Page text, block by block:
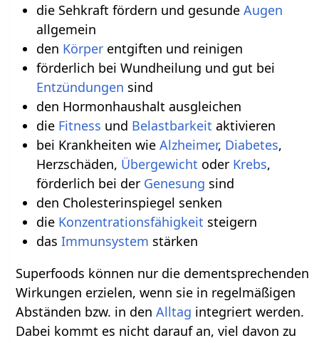
die Sehkraft fördern und gesunde Augen
allgemein
den Körperentgiften und reinigen
förderlich bei Wundheilung und gut bei
Entzündungen sind
den Hormonhaushalt ausgleichen
die Fitness und Belastbarkeit aktivieren
bei Krankheiten wie Alzheimer, Diabetes,
Herzschäden, Übergewicht oder Krebs,
förderlich bei der Genesung sind
den Cholesterinspiegel senken
die Konzentrationsfähigkeit steigern
das Immunsystem stärken
Superfoods können nur die dementsprechenden
Wirkungen erzielen, wenn sie in regelmäßigen
Abständen bzw. in denAlltag integriert werden.
Dabei kommt es nicht darauf an, viel davon zu